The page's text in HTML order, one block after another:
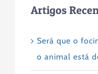
Artigos
Será que o
o animal está